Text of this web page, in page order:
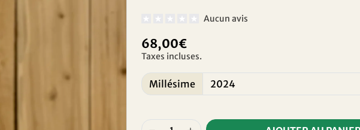
Aucun avis
68,00€
Taxes incluses.
Millésime